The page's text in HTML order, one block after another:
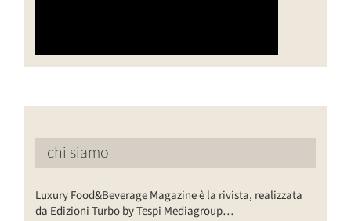
chi siamo
Luxury Food&Beverage Magazine è la rivista, realizzata
da Edizioni Turbo by Tespi Mediagroup…